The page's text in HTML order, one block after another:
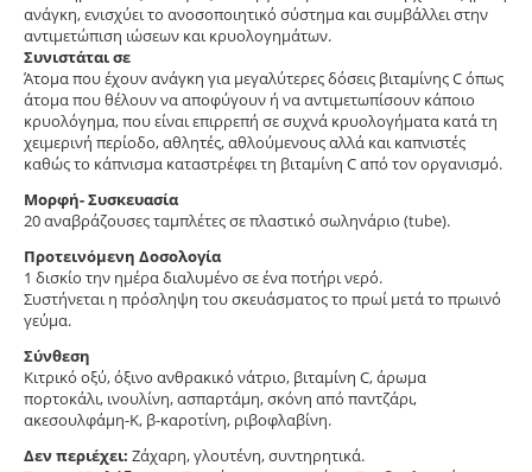
ανάγκη, ενισχύει το ανοσοποιητικό σύστημα και συμβάλλει στην
αντιμετώπιση ιώσεων και κρυολογημάτων.
Συνιστάται σε
Άτομα που έχουν ανάγκη για μεγαλύτερες δόσεις βιταμίνης C όπως
άτομα που θέλουν να αποφύγουν ή να αντιμετωπίσουν κάποιο
κρυολόγημα, που είναι επιρρεπή σε συχνά κρυολογήματα κατά τη
χειμερινή περίοδο, αθλητές, αθλούμενους αλλά και καπνιστές
καθώς το κάπνισμα καταστρέφει τη βιταμίνη C από τον οργανισμό.
Μορφή- Συσκευασία
20 αναβράζουσες ταμπλέτες σε πλαστικό σωληνάριο (tube).
Προτεινόμενη Δοσολογία
1 δισκίο την ημέρα διαλυμένο σε ένα ποτήρι νερό.
Συστήνεται η πρόσληψη του σκευάσματος το πρωί μετά το πρωινό
γεύμα.
Σύνθεση
Κιτρικό οξύ, όξινο ανθρακικό νάτριο, βιταμίνη C, άρωμα
πορτοκάλι, ινουλίνη, ασπαρτάμη, σκόνη από παντζάρι,
ακεσουλφάμη-Κ, β-καροτίνη, ριβοφλαβίνη.
Δεν περιέχει: Ζάχαρη, γλουτένη, συντηρητικά.